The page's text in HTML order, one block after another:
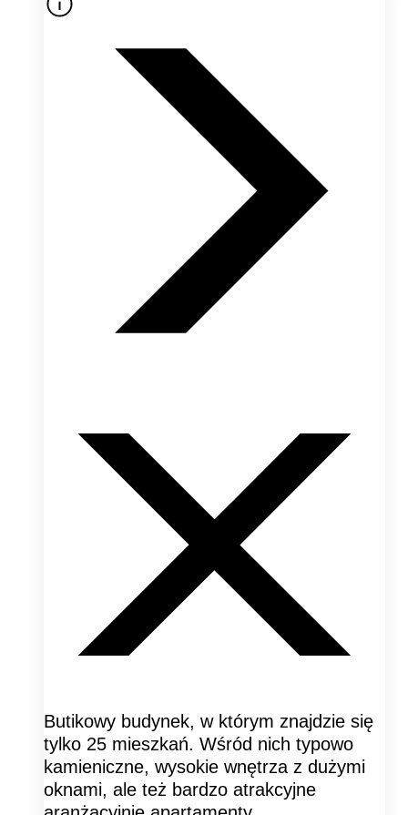
Butikowy budynek, w którym znajdzie się
tylko 25 mieszkań. Wśród nich typowo
kamieniczne, wysokie wnętrza z dużymi
oknami, ale też bardzo atrakcyjne